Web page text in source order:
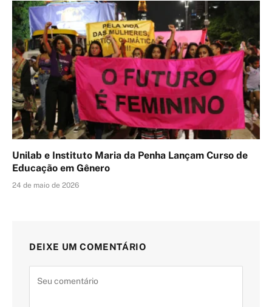
Unilab e Instituto Maria da Penha Lançam Curso de
Educação em Gênero
24 de maio de 2026
DEIXE UM COMENTÁRIO